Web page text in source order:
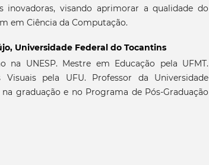
inovadoras, visando aprimorar a qualidade do
em Ciência da Computação.
Universidade Federal do Tocantins
na UNESP. Mestre em Educação pela UFMT.
pela UFU. Professor da Universidade
graduação e no Programa de Pós-Graduação